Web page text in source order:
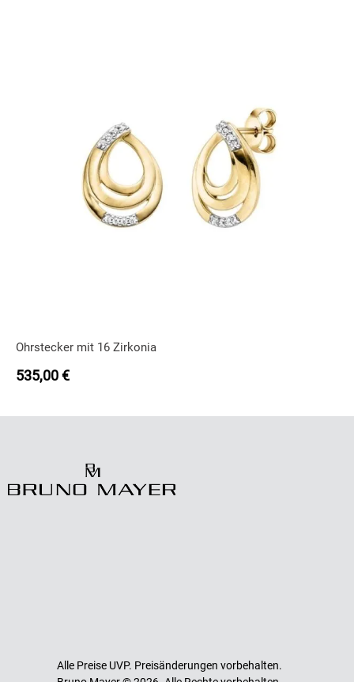
Ohrstecker mit 16 Zirkonia
535,00€
Alle Preise UVP. Preisänderungen vorbehalten.